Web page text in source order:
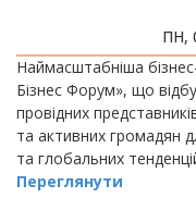
ПН,
Наймасштабніша
Бізнес Форум», що
провідних
та активних громадян
та глобальних
Переглянути